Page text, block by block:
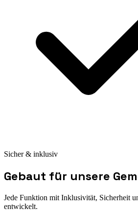
Sicher & inklusiv
Gebaut für unsere
Jede Funktion mit Inklusivität, Sicherheit
entwickelt.